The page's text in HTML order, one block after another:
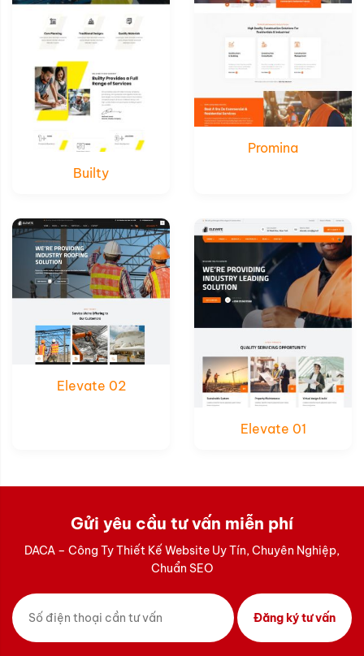
Builty
Promina
Chi tiết
Elevate 02
Chi tiết
Elevate 01
Gửi yêu cầu tư vấn miễn phí
DACA – Công Ty Thiết Kế Website Uy Tín, Chuyên Nghiệp,
Chuẩn SEO
Đăng ký tư vấn